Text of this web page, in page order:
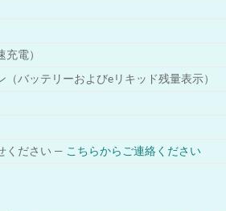
電）
バッテリーおよびeリキッド残量表示）
ください — こちらからご連絡ください